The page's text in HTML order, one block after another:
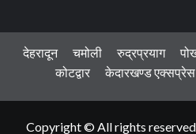
देहरादून चमोली रुद्रप्रयाग
कोटद्वार
केदारखण्ड एक्सप्रेस
Copyright © All rights